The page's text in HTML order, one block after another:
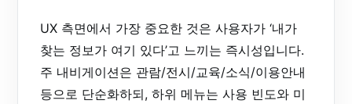
UX 측면에서 가장 중요한 것은 사용자가 ‘내가
찾는 정보가 여기 있다’고 느끼는 즉시성입니다.
주 내비게이션은 관람/전시/교육/소식/이용안내
등으로 단순화하되, 하위 메뉴는 사용 빈도와 미